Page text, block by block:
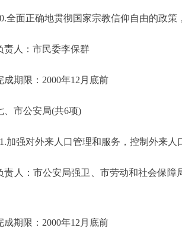
面正确地贯彻国家宗教信仰自由的政策
人：市民委李保群
限：2000年12月底前
市公安局(共6项)
强对外来人口管理和服务，控制外来人
：市公安局强卫、市劳动和社会保障
限：2000年12月底前